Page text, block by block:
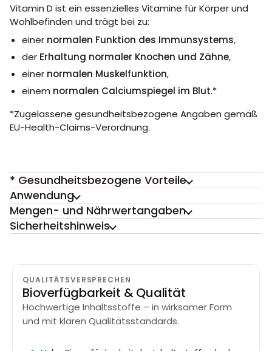
Vitamin D ist ein essenzielles Vitamine für Körper und
Wohlbefinden und trägt bei zu:
einer normalen Funktion des Immunsystems,
der Erhaltung normaler Knochen und Zähne,
einer normalen Muskelfunktion,
einem normalen Calciumspiegel im Blut.*
*Zugelassene gesundheitsbezogene Angaben gemäß
EU-Health-Claims-Verordnung.
* Gesundheitsbezogene Vorteile
Anwendung
Mengen- und Nährwertangaben
Sicherheitshinweis
QUALITÄTSVERSPRECHEN
Bioverfügbarkeit & Qualität
Hochwertige Inhaltsstoffe – in wirksamer Form
und mit klaren Qualitätsstandards.